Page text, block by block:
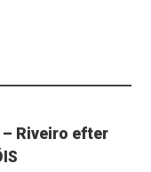
– Riveiro efter